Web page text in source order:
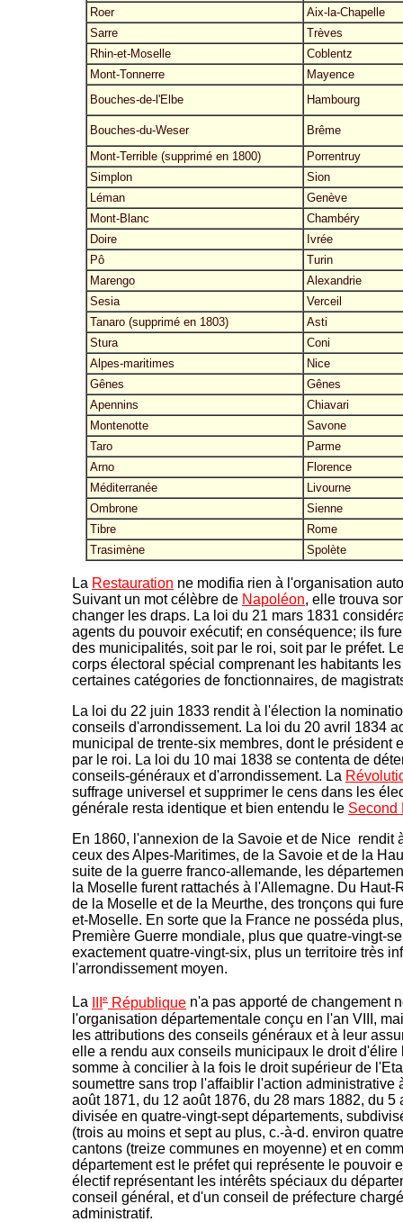
Roer
Aix-la-Chapelle
Sarre
Trèves
Rhin-et-Moselle
Coblentz
Mont-Tonnerre
Mayence
Bouches-de-l'Elbe
Hambourg
Bouches-du-Weser
Brême
Mont-Terrible (supprimé en 1800)
Porrentruy
Simplon
Sion
Léman
Genève
Mont-Blanc
Chambéry
Doire
Ivrée
Pô
Turin
Marengo
Alexandrie
Sesia
Verceil
Tanaro (supprimé en 1803)
Asti
Stura
Coni
Alpes-maritimes
Nice
Gênes
Gênes
Apennins
Chiavari
Montenotte
Savone
Taro
Parme
Arno
Florence
Méditerranée
Livourne
Ombrone
Sienne
Tibre
Rome
Trasimène
Spolète
La Restauration ne modifia rien à l'organisation
Suivant un mot célèbre de Napoléon, elle trouva
changer les draps. La loi du 21 mars 1831
agents du pouvoir exécutif; en conséquence; ils
des municipalités, soit par le roi, soit par le préfet.
corps électoral spécial comprenant les habitants
certaines catégories de fonctionnaires, de
La loi du 22 juin 1833 rendit à l'élection la
conseils d'arrondissement. La loi du 20 avril 1834
municipal de trente-six membres, dont le président
par le roi. La loi du 10 mai 1838 se contenta de
conseils-généraux et d'arrondissement. La
suffrage universel et supprimer le cens dans les
générale resta identique et bien entendu le Second
En 1860, l'annexion de la Savoie et de Nice rendit
ceux des Alpes-Maritimes, de la Savoie et de la
suite de la guerre franco-allemande, les
la Moselle furent rattachés à l'Allemagne. Du
de la Moselle et de la Meurthe, des tronçons qui
et-Moselle. En sorte que la France ne posséda
Première Guerre mondiale, plus que quatre-vingt-
exactement quatre-vingt-six, plus un territoire très
l'arrondissement moyen.
La e République n'a pas apporté de changement
l'organisation départementale conçu en l'an VIII,
les attributions des conseils généraux et à leur
elle a rendu aux conseils municipaux le droit
somme à concilier à la fois le droit supérieur de
soumettre sans trop l'affaiblir l'action administrative
août 1871, du 12 août 1876, du 28 mars 1882, du
divisée en quatre-vingt-sept départements,
(trois au moins et sept au plus, c.-à-d. environ
cantons (treize communes en moyenne) et en
département est le préfet qui représente le pouvoir
électif représentant les intérêts spéciaux du
conseil général, et d'un conseil de préfecture
administratif.